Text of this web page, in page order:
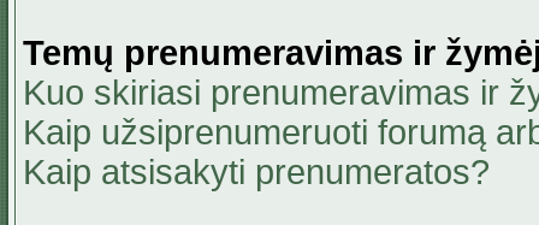
Temų prenumeravimas ir
Kuo skiriasi prenumeravimas ir
Kaip užsiprenumeruoti forumą
Kaip atsisakyti prenumeratos?